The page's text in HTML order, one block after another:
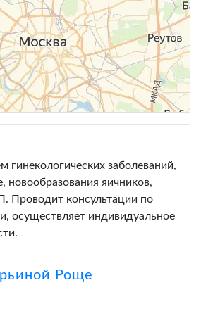
гинекологических заболеваний,
новообразования яичников,
консультации по
осуществляет индивидуальное
Роще